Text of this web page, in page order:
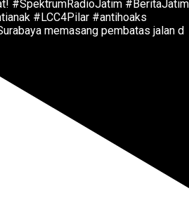
memasang pembatas jalan d